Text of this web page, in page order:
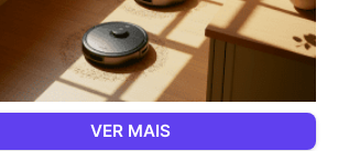
VER MAIS